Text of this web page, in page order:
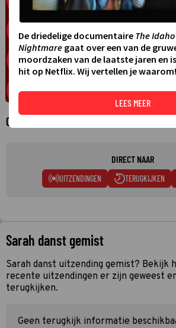
Over Sarah danst
DIRECT NAAR
UITZENDINGEN TERUGKIJKEN
Sarah danst gemist
Sarah danst uitzending gemist? Bekijk
recente uitzendingen er zijn geweest
terugkijken.
Geen terugkijk informatie
De driedelige documentaire The
Nightmare gaat over een van de
moordzaken van de laatste jaren en
hit op Netflix. Wij vertellen je waarom!
LEES MEER